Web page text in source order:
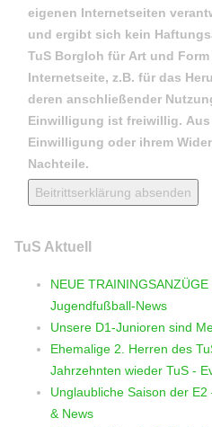
eigenen Internetseiten
und ergibt sich kein
TuS Borgloh für Art und
Internetseite, z.B. für das
deren anschließender
Einwilligung ist freiwillig. Aus
Einwilligung oder ihrem
Nachteile.
Beitrittserklärung absenden
TuS Aktuell
NEUE
Jugendfußball-News
Unsere D1-Junioren sind
Ehemalige 2. Herren des
Jahrzehnten wieder TuS -
Unglaubliche Saison der
& News